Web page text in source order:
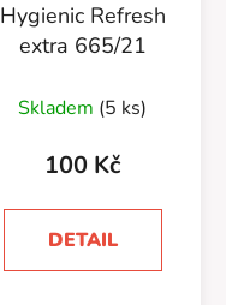
Hygienic Refresh
extra 665/21
Skladem (5 ks)
100 Kč
DETAIL